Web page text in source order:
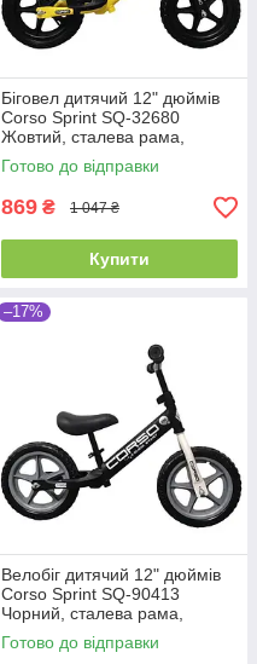
Біговел дитячий 12" дюймів
Corso Sprint SQ-32680
Жовтий, сталева рама,
колеса EVA (піна), підставка
для ніжок, велобіг
Готово до відправки
869 ₴ 1 047 ₴
Купити
–17%
Велобіг дитячий 12" дюймів
Corso Sprint SQ-90413
Чорний, сталева рама,
колеса EVA (піна), підставка
для ніжок, біговел
Готово до відправки